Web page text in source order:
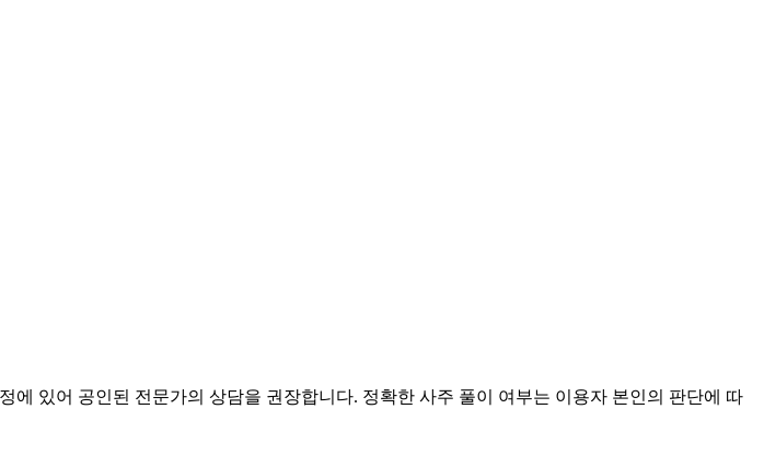
있어 공인된 전문가의 상담을 권장합니다. 정확한 사주 풀이 여부는 이용자 본인의 판단에 따